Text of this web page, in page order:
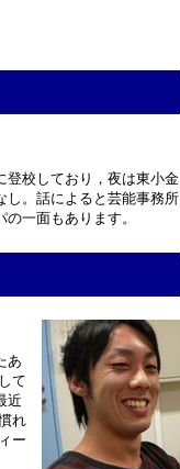
登校しており，夜は東小金
。話によると芸能事務所
一面もあります。
あ
て
近
れ
ー